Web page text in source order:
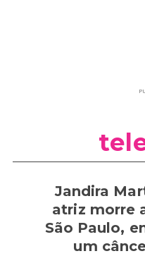
Jandira
atriz morre
São Paulo,
um